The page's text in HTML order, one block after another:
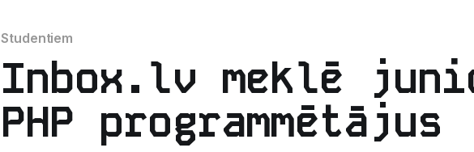
Studentiem
Inbox.lv meklē
PHP programmētājus